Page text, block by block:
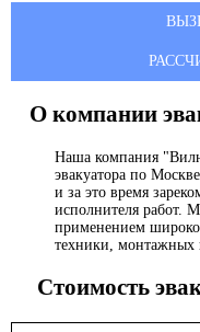
О компании
Наша компания
эвакуатора по
и за это время
исполнителя работ.
применением
техники, монтажных
Стоимость